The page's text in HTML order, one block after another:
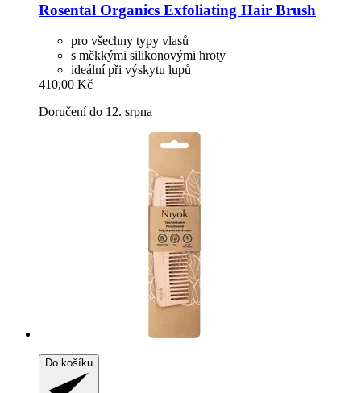
Rosental Organics Exfoliating Hair Brush
pro všechny typy vlasů
s měkkými silikonovými hroty
ideální při výskytu lupů
410,00 Kč
Doručení do 12. srpna
Do košíku